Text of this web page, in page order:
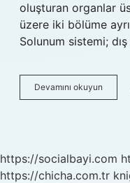
oluşturan organlar
üzere iki bölüme
Solunum sistemi;
Devamını okuyun
Sonra
https://socialbayi.com
https://chicha.com.tr